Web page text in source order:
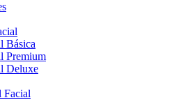
Básica
Premium
Deluxe
Facial